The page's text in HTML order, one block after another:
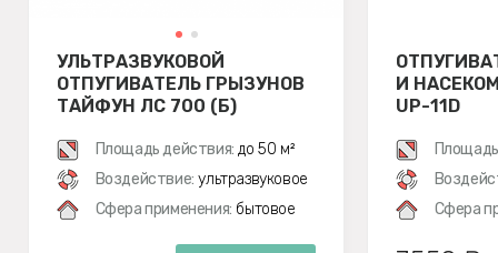
УЛЬТРАЗВУКОВОЙ
ОТПУГИВАТЕЛЬ ГРЫЗУНОВ
ТАЙФУН ЛС 700 (Б)
Площадь действия: до 50 м²
Воздействие: ультразвуковое
Сфера применения: бытовое
И
UP-11D
Сфера